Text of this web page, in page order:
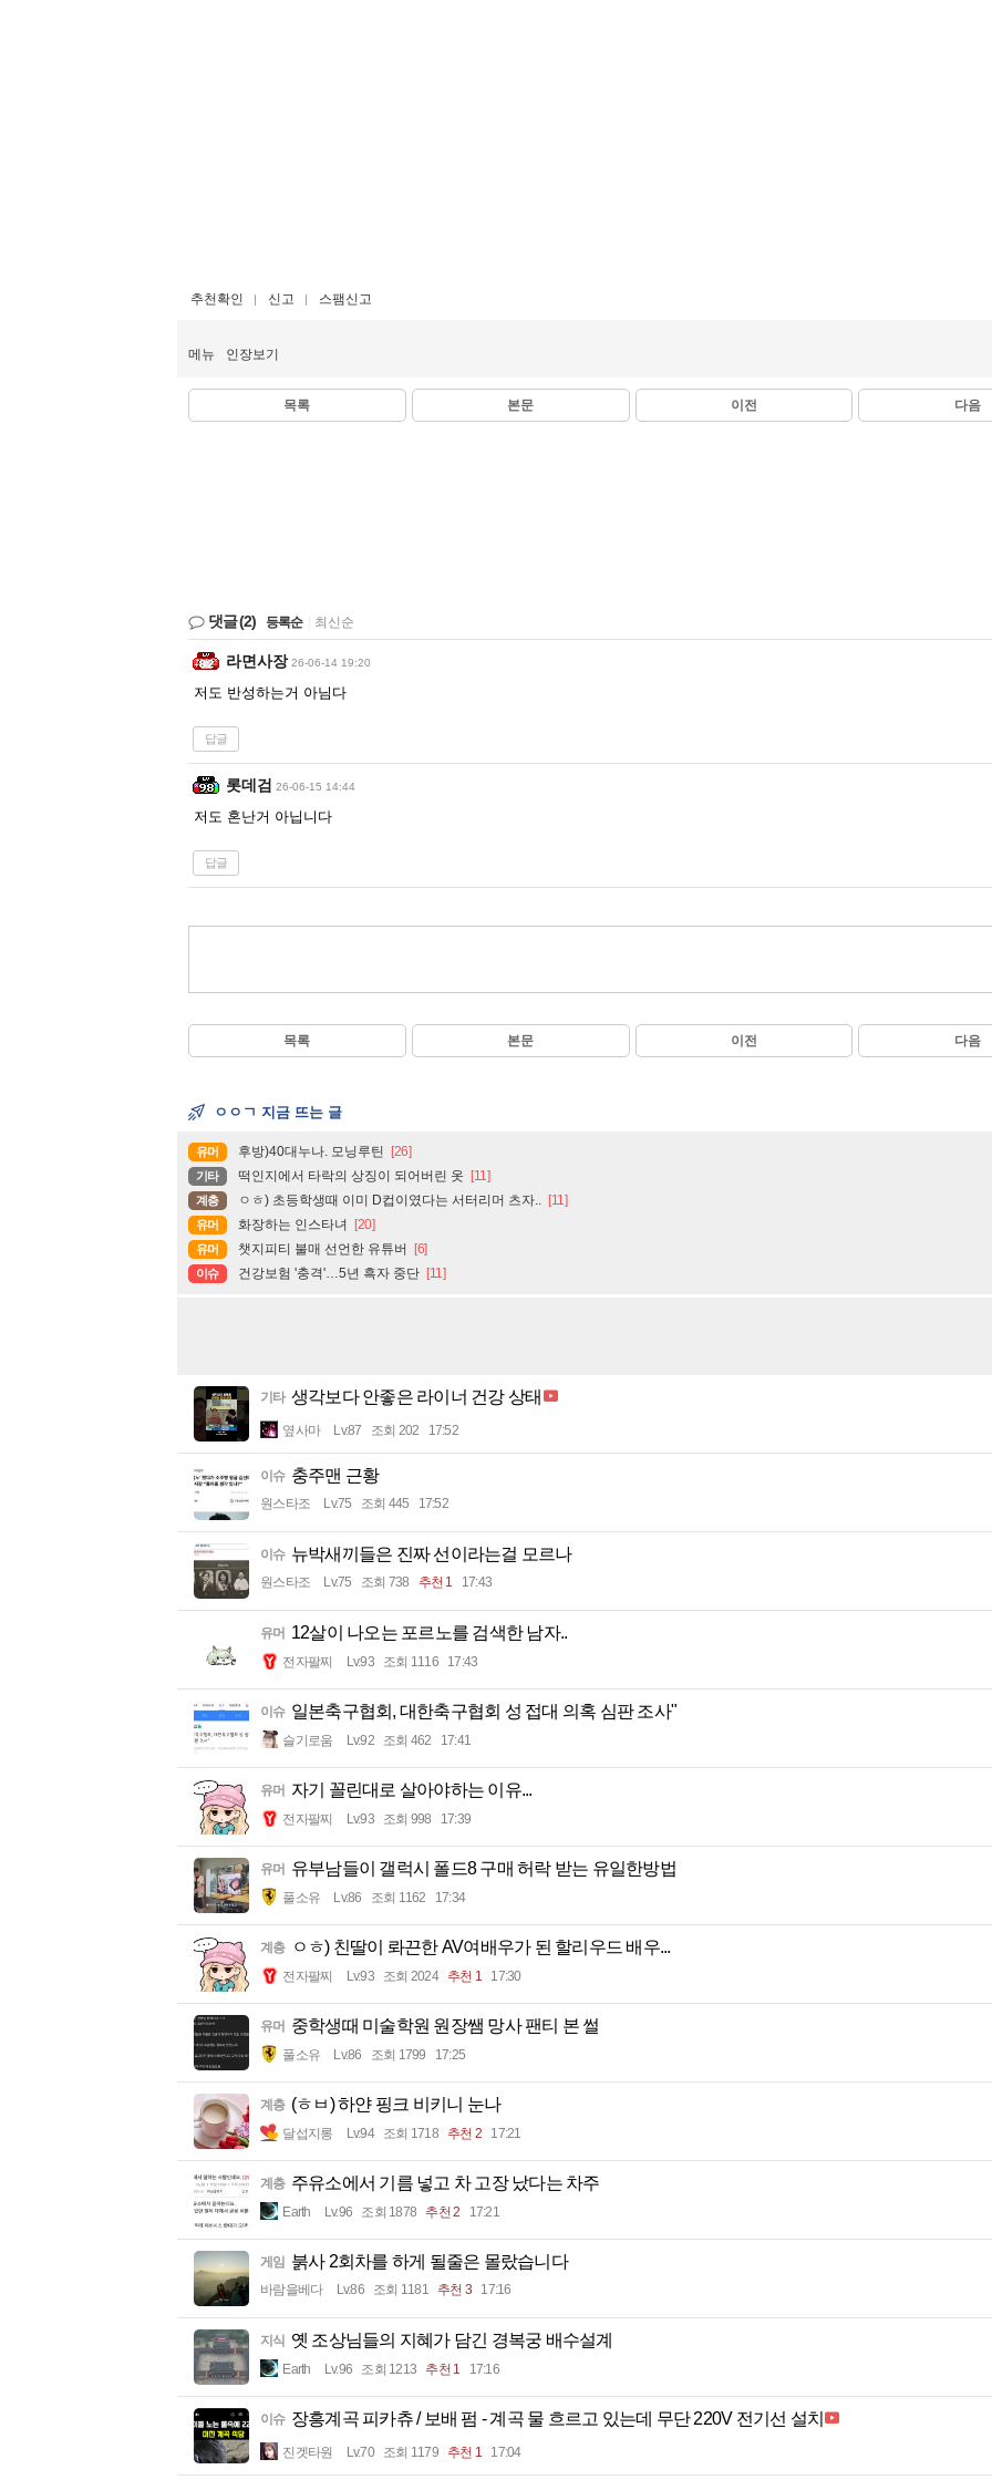
추천확인 신고 스팸신고
메뉴 인장보기
목록 본문 이전 다음
댓글(2) 등록순 최신순
라면사장 26-06-14 19:20
저도 반성하는거 아님다
답글
롯데검 26-06-15 14:44
저도 혼난거 아닙니다
답글
목록 본문 이전 다음
ㅇㅇㄱ 지금 뜨는 글
유머 후방)40대누나. 모닝루틴 [26]
기타 떡인지에서 타락의 상징이 되어버린 옷 [11]
계층 ㅇㅎ) 초등학생때 이미 D컵이였다는 서터리머 츠자.. [11]
유머 화장하는 인스타녀 [20]
유머 챗지피티 불매 선언한 유튜버 [6]
이슈 건강보험 '충격'…5년 흑자 중단 [11]
기타 생각보다 안좋은 라이너 건강 상태
옆사마 Lv.87 조회 202 17:52
이슈 충주맨 근황
원스타조 Lv.75 조회 445 17:52
이슈 뉴박새끼들은 진짜 선이라는걸 모르나
원스타조 Lv.75 조회 738 추천 1 17:43
유머 12살이 나오는 포르노를 검색한 남자..
전자팔찌 Lv.93 조회 1116 17:43
이슈 일본축구협회, 대한축구협회 성 접대 의혹 심판 조사"
슬기로움 Lv.92 조회 462 17:41
유머 자기 꼴린대로 살아야하는 이유...
전자팔찌 Lv.93 조회 998 17:39
유머 유부남들이 갤럭시 폴드8 구매 허락 받는 유일한방법
풀소유 Lv.86 조회 1162 17:34
계층 ㅇㅎ) 친딸이 롸끈한 AV여배우가 된 할리우드 배우...
전자팔찌 Lv.93 조회 2024 추천 1 17:30
유머 중학생때 미술학원 원장쌤 망사 팬티 본 썰
풀소유 Lv.86 조회 1799 17:25
계층 (ㅎㅂ) 하얀 핑크 비키니 눈나
달섭지롱 Lv.94 조회 1718 추천 2 17:21
계층 주유소에서 기름 넣고 차 고장 났다는 차주
Earth Lv.96 조회 1878 추천 2 17:21
게임 붉사 2회차를 하게 될줄은 몰랐습니다
바람을베다 Lv.86 조회 1181 추천 3 17:16
지식 옛 조상님들의 지혜가 담긴 경복궁 배수설계
Earth Lv.96 조회 1213 추천 1 17:16
이슈 장흥계곡 피카츄 / 보배 펌 - 계곡 물 흐르고 있는데 무단 220V 전기선 설치
진겟타원 Lv.70 조회 1179 추천 1 17:04